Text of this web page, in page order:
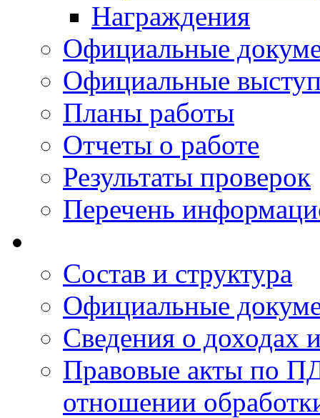
Награждения
Официальные
Официальные
Планы работы
Отчеты о работе
Результаты проверок
Перечень
Состав и структура
Официальные
Сведения о доходах
Правовые акты по
отношении